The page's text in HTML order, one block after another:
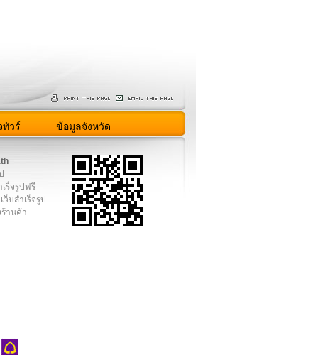
ทัวร์ ข้อมูลจังหวัด
ร็จรูปฟรี
ว็บสำเร็จรูป
านค้า